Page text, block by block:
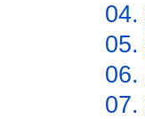
04.
05.
06.
07.